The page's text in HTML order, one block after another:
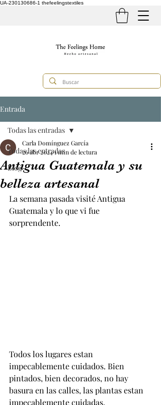
UA-230130686-1 thefeelingstextiles
Entrada
Todas las entradas
Blog
Todas las entradas
Antigua Guatemala y su
belleza artesanal
Carla Domínguez García
26 abr 20241 min de lectura
La semana pasada visité Antigua
Guatemala y lo que vi fue
sorprendente.
Todos los lugares estan
impecablemente cuidados. Bien
pintados, bien decorados, no hay
basura en las calles, las plantas estan
impecablemente cuidadas.